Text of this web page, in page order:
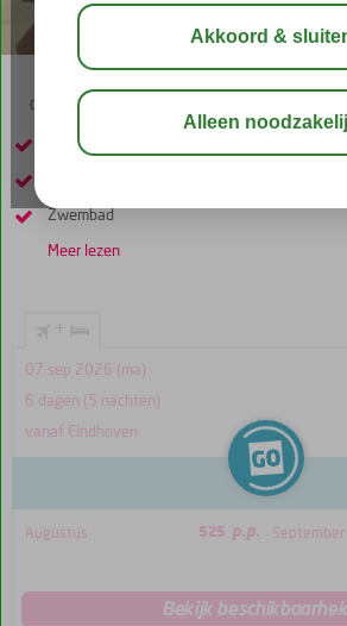
02:40
Achter de strip gelegen
Zwembad
Meer lezen
07 sep 2026 (ma)
6 dagen (5 nachten)
vanaf Eindhoven
Augustus 525 p.p. September
Bekijk